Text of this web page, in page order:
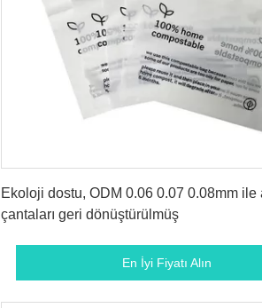
Ekoloji dostu, ODM 0.06 0.07 0.08mm ile
çantaları geri dönüştürülmüş
En İyi Fiyatı Alın